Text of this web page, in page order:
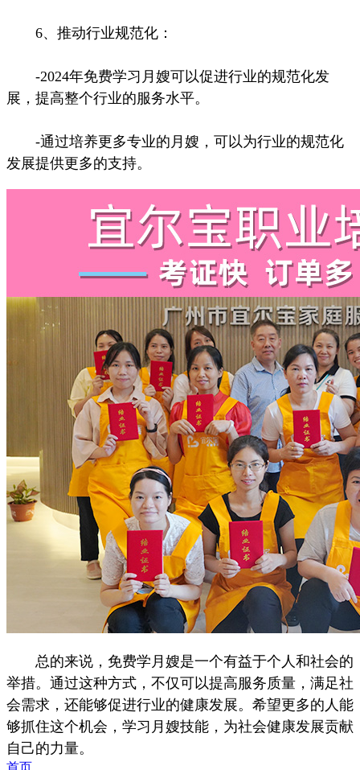
6、推动行业规范化：
-2024年免费学习月嫂可以促进行业的规范化发
展，提高整个行业的服务水平。
-通过培养更多专业的月嫂，可以为行业的规范化
发展提供更多的支持。
总的来说，免费学月嫂是一个有益于个人和社会的
举措。通过这种方式，不仅可以提高服务质量，满足社
会需求，还能够促进行业的健康发展。希望更多的人能
够抓住这个机会，学习月嫂技能，为社会健康发展贡献
自己的力量。
首页